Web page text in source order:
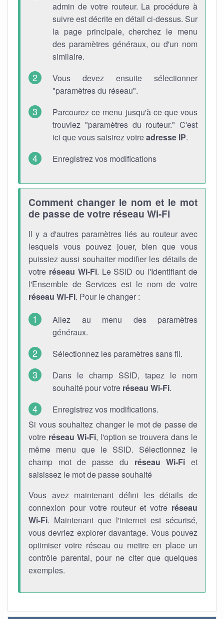
admin de votre routeur. La procédure à
suivre est décrite en détail ci-dessus. Sur
la page principale, cherchez le menu
des paramètres généraux, ou d'un nom
similaire.
Vous devez ensuite sélectionner
"paramètres du réseau".
Parcourez ce menu jusqu'à ce que vous
trouviez "paramètres du routeur." C'est
ici que vous saisirez votreadresse IP.
Enregistrez vos modifications
Comment changer le nom et le mot
de passe de votre réseau Wi-Fi
Il y a d'autres paramètres liés au routeur avec
lesquels vous pouvez jouer, bien que vous
puissiez aussi souhaiter modifier les détails de
votre réseau Wi-Fi. Le SSID ou l'Identifiant de
l'Ensemble de Services est le nom de votre
réseau Wi-Fi. Pour le changer :
Allez au menu des paramètres
généraux.
Sélectionnez les paramètres sans fil.
Dans le champ SSID, tapez le nom
souhaité pour votre réseau Wi-Fi.
Enregistrez vos modifications.
Si vous souhaitez changer le mot de passe de
votre réseau Wi-Fi, l'option se trouvera dans le
même menu que le SSID. Sélectionnez le
champ mot de passe du réseau Wi-Fi et
saisissez le mot de passe souhaité
Vous avez maintenant défini les détails de
connexion pour votre routeur et votre réseau
Wi-Fi. Maintenant que l'internet est sécurisé,
vous devriez explorer davantage. Vous pouvez
optimiser votre réseau ou mettre en place un
contrôle parental, pour ne citer que quelques
exemples.